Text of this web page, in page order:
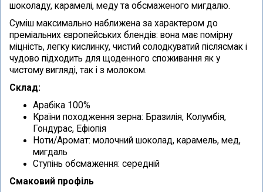
шоколаду, карамелі, меду та обсмаженого мигдалю.
Суміш максимально наближена за характером до
преміальних європейських блендів: вона має помірну
міцність, легку кислинку, чистий солодкуватий післясмак і
чудово підходить для щоденного споживання як у
чистому вигляді, так і з молоком.
Склад:
Арабіка 100%
Країни походження зерна: Бразилія, Колумбія,
Гондурас, Ефіопія
Ноти/Аромат: молочний шоколад, карамель, мед,
мигдаль
Ступінь обсмаження: середній
Смаковий профіль